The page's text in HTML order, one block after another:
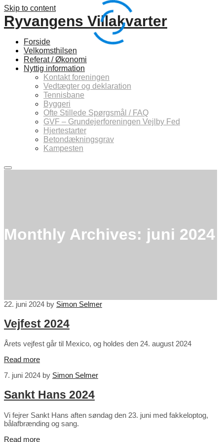
Skip to content
Ryvangens Villakvarter
Forside
Velkomsthilsen
Referat / Økonomi
Nyttig information
Kontakt foreningen
Vedtægter og deklaration
Tennisbane
Byggeri
Ofte Stillede Spørgsmål / FAQ
GVF – Grundejerforeningen Vejlby Fed
Hjertestarter
Betondækningsgrav
Kampesten
Main
Monthly Archives: juni 2024
22. juni 2024 by Simon Selmer
Vejfest 2024
Årets vejfest går til Mexico, og holdes den 24. august 2024
Read more
7. juni 2024 by Simon Selmer
Sankt Hans 2024
Vi fejrer Sankt Hans aften søndag den 23. juni med fakkeloptog,
bålafbrænding og sang.
Read more